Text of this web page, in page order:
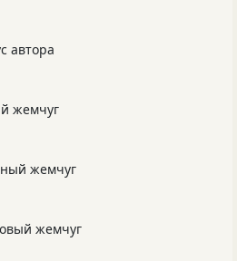
автора
жемчуг
жемчуг
жемчуг